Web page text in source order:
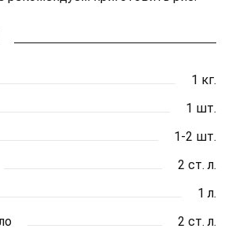
1 кг.
1 шт.
1-2 шт.
2 ст. л.
1 л.
2 ст. л.